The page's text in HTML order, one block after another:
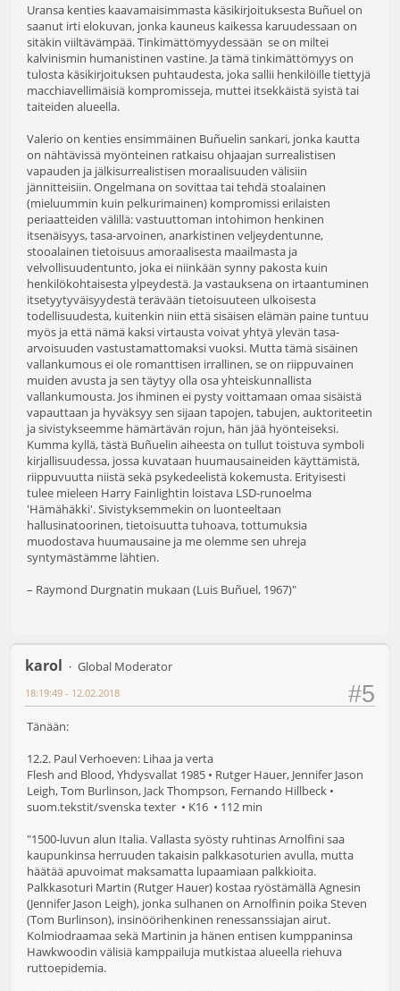
Uransa kenties kaavamaisimmasta käsikirjoituksesta Buñuel on
saanut irti elokuvan, jonka kauneus kaikessa karuudessaan on
sitäkin viiltävämpää. Tinkimättömyydessään se on miltei
kalvinismin humanistinen vastine. Ja tämä tinkimättömyys on
tulosta käsikirjoituksen puhtaudesta, joka sallii henkilöille tiettyjä
macchiavellimäisiä kompromisseja, muttei itsekkäistä syistä tai
taiteiden alueella.
Valerio on kenties ensimmäinen Buñuelin sankari, jonka kautta
on nähtävissä myönteinen ratkaisu ohjaajan surrealistisen
vapauden ja jälkisurrealistisen moraalisuuden välisiin
jännitteisiin. Ongelmana on sovittaa tai tehdä stoalainen
(mieluummin kuin pelkurimainen) kompromissi erilaisten
periaatteiden välillä: vastuuttoman intohimon henkinen
itsenäisyys, tasa-arvoinen, anarkistinen veljeydentunne,
stooalainen tietoisuus amoraalisesta maailmasta ja
velvollisuudentunto, joka ei niinkään synny pakosta kuin
henkilökohtaisesta ylpeydestä. Ja vastauksena on irtaantuminen
itsetyytyväisyydestä terävään tietoisuuteen ulkoisesta
todellisuudesta, kuitenkin niin että sisäisen elämän paine tuntuu
myös ja että nämä kaksi virtausta voivat yhtyä ylevän tasa-
arvoisuuden vastustamattomaksi vuoksi. Mutta tämä sisäinen
vallankumous ei ole romanttisen irrallinen, se on riippuvainen
muiden avusta ja sen täytyy olla osa yhteiskunnallista
vallankumousta. Jos ihminen ei pysty voittamaan omaa sisäistä
vapauttaan ja hyväksyy sen sijaan tapojen, tabujen, auktoriteetin
ja sivistykseemme hämärtävän rojun, hän jää hyönteiseksi.
Kumma kyllä, tästä Buñuelin aiheesta on tullut toistuva symboli
kirjallisuudessa, jossa kuvataan huumausaineiden käyttämistä,
riippuvuutta niistä sekä psykedeelistä kokemusta. Erityisesti
tulee mieleen Harry Fainlightin loistava LSD-runoelma
'Hämähäkki'. Sivistyksemmekin on luonteeltaan
hallusinatoorinen, tietoisuutta tuhoava, tottumuksia
muodostava huumausaine ja me olemme sen uhreja
syntymästämme lähtien.
– Raymond Durgnatin mukaan (Luis Buñuel, 1967)"
karol Global Moderator
#5
18:19:49 - 12.02.2018
Tänään:
12.2. Paul Verhoeven: Lihaa ja verta
Flesh and Blood, Yhdysvallat 1985 • Rutger Hauer, Jennifer Jason
Leigh, Tom Burlinson, Jack Thompson, Fernando Hillbeck •
suom.tekstit/svenska texter • K16 • 112 min
"1500-luvun alun Italia. Vallasta syösty ruhtinas Arnolfini saa
kaupunkinsa herruuden takaisin palkkasoturien avulla, mutta
häätää apuvoimat maksamatta lupaamiaan palkkioita.
Palkkasoturi Martin (Rutger Hauer) kostaa ryöstämällä Agnesin
(Jennifer Jason Leigh), jonka sulhanen on Arnolfinin poika Steven
(Tom Burlinson), insinöörihenkinen renessanssiajan airut.
Kolmiodraamaa sekä Martinin ja hänen entisen kumppaninsa
Hawkwoodin välisiä kamppailuja mutkistaa alueella riehuva
ruttoepidemia.